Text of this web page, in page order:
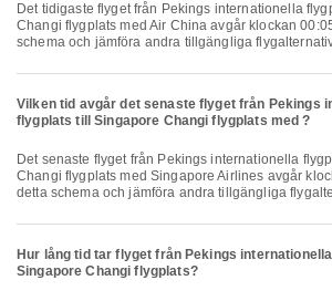
Det tidigaste flyget från Pekings internationella flygplats till Singapore
Changi flygplats med Air China avgår klockan
schema och jämföra andra tillgängliga
Vilken tid avgår det senaste flyget från Pekings
flygplats till Singapore Changi flygplats med ?
Det senaste flyget från Pekings internationella flygplats till Singapore
Changi flygplats med Singapore Airlines avgår
detta schema och jämföra andra tillgängliga
Hur lång tid tar flyget från Pekings
Singapore Changi flygplats?